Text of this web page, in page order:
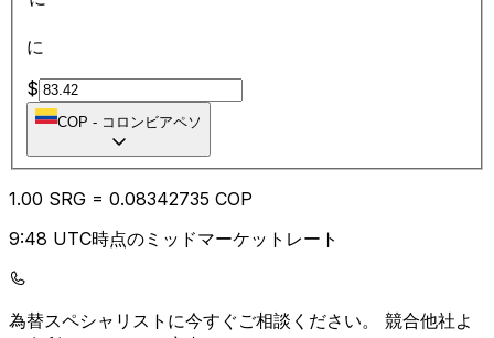
に
$
COP - コロンビアペソ
1.00 SRG = 0.08342735 COP
9:48 UTC時点のミッドマーケットレート
為替スペシャリストに今すぐご相談ください。 競合他社よ